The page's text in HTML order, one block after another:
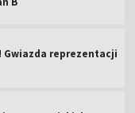
reprezentacji